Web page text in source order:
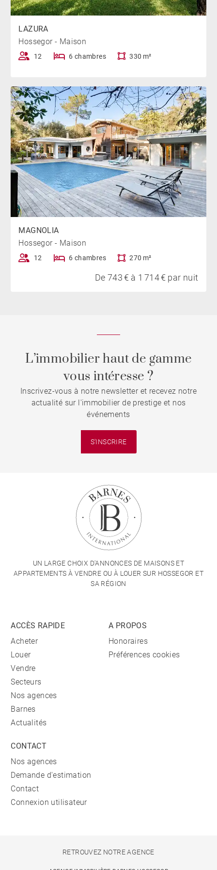
seulement 5 min de trajet. Le centre-ville d’Hossegor,
avec ses boutiques, son marché et ses restaurants, se
trouve à 5 km de distance.
LAZURA
Hossegor - Maison
12 6 chambres 330 m²
MAGNOLIA
Hossegor - Maison
12 6 chambres 270 m²
De 743 € à 1 714 € par nuit
L’immobilier haut de gamme
vous intéresse ?
Inscrivez-vous à notre newsletter et recevez notre
actualité sur l'immobilier de prestige et nos
événements
S'INSCRIRE
UN LARGE CHOIX D'ANNONCES DE MAISONS ET
APPARTEMENTS À VENDRE OU À LOUER SUR HOSSEGOR ET
SA RÉGION
ACCÈS RAPIDE
Acheter
Louer
Vendre
Secteurs
Nos agences
Barnes
Actualités
A PROPOS
Honoraires
Préférences cookies
CONTACT
Nos agences
Demande d'estimation
Contact
Connexion utilisateur
RETROUVEZ NOTRE AGENCE